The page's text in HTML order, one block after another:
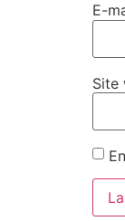
E-
Site